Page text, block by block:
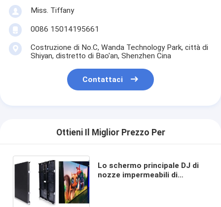
Miss. Tiffany
0086 15014195661
Costruzione di No.C, Wanda Technology Park, città di
Shiyan, distretto di Bao'an, Shenzhen Cina
Contattaci
Ottieni Il Miglior Prezzo Per
Lo schermo principale DJ di
nozze impermeabili di